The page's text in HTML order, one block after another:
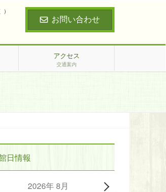
お問い合わせ
アクセス
交通案内
日情報
2026年 8月